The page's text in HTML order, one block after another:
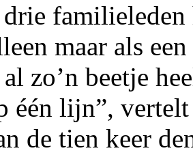
drie
maar als
zo’n beetje
één lijn”,
de tien keer